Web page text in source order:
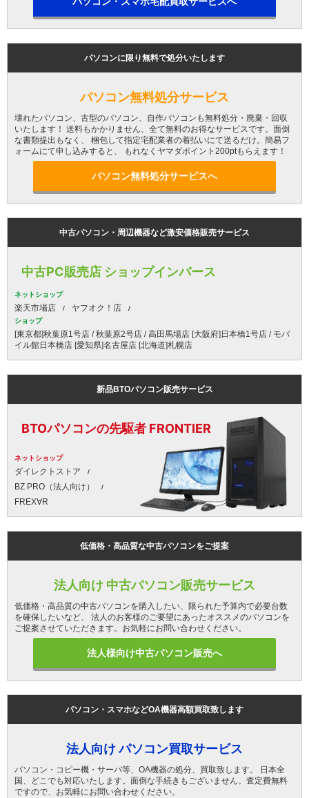
パソコンに限り無料で処分いたします
パソコン無料処分サービス
壊れたパソコン、古型のパソコン、自作パソコンも無料処分・廃棄・回収
いたします！ 送料もかかりません、全て無料のお得なサービスです。面倒
な書類提出もなく、 梱包して指定宅配業者の着払いにて送るだけ。簡易フ
ォームにて申し込みすると、 もれなくヤマダポイント200ptもらえます！
パソコン無料処分サービスへ
中古パソコン・周辺機器など激安価格販売サービス
中古PC販売店 ショップインバース
ネットショップ
楽天市場店 ヤフオク！店
ショップ
[東京都]秋葉原1号店 / 秋葉原2号店 / 高田馬場店 [大阪府]日本橋1号店 / モバ
イル館日本橋店 [愛知県]名古屋店 [北海道]札幌店
新品BTOパソコン販売サービス
BTOパソコンの先駆者 FRONTIER
ネットショップ
ダイレクトストア
BZ PRO（法人向け）
FREX∀R
低価格・高品質な中古パソコンをご提案
法人向け 中古パソコン販売サービス
低価格・高品質の中古パソコンを購入したい、限られた予算内で必要台数
を確保したいなど、 法人のお客様のご要望にあったオススメのパソコンを
ご提案させていただきます。お気軽にお問い合わせください。
法人様向け中古パソコン販売へ
パソコン・スマホなどOA機器高額買取致します
法人向け パソコン買取サービス
パソコン・コピー機・サーバ等、OA機器の処分、買取致します。 日本全
国、どこでも対応いたします。面倒な手続きもございません。査定費無料
ですので、お気軽にお問い合わせください。